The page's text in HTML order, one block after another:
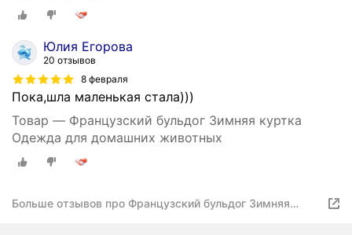
Юлия Егорова
20 отзывов
8 февраля
Пока,шла маленькая стала)))
Товар — Французский бульдог Зимняя куртка
Одежда для домашних животных
Больше отзывов про Французский бульдог Зимняя